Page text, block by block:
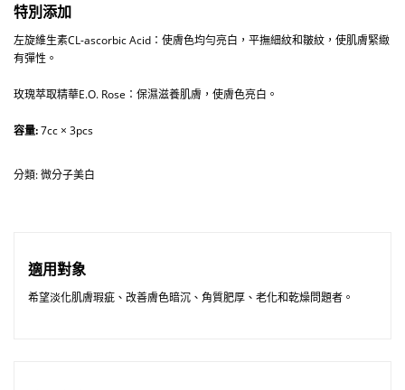
特別添加
左旋維生素CL-ascorbic Acid：使膚色均勻亮白，平撫細紋和皺紋，使肌膚緊緻
有彈性。
玫瑰萃取精華E.O. Rose：保濕滋養肌膚，使膚色亮白。
容量:7cc × 3pcs
分類:微分子美白
適用對象
希望淡化肌膚瑕疵、改善膚色暗沉、角質肥厚、老化和乾燥問題者。